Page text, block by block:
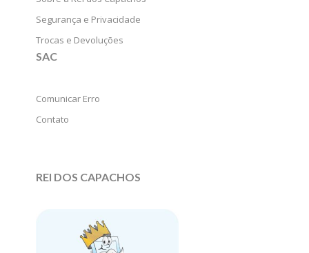
Segurança e Privacidade
Trocas e Devoluções
SAC
Comunicar Erro
Contato
REI DOS CAPACHOS